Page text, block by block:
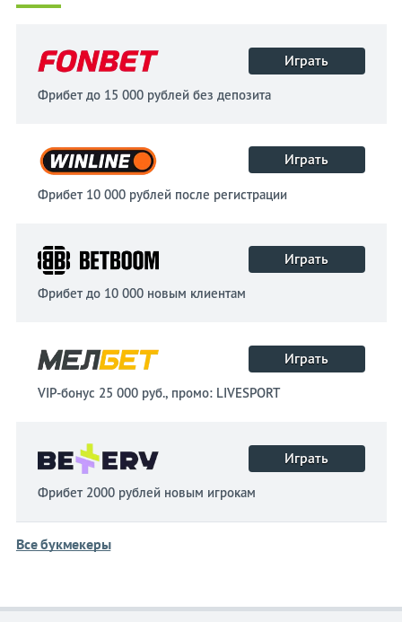
Играть
Фрибет до 15 000 рублей без депозита
Играть
Фрибет 10 000 рублей после регистрации
Играть
Фрибет до 10 000 новым клиентам
Играть
VIP-бонус 25 000 руб., промо: LIVESPORT
Играть
Фрибет 2000 рублей новым игрокам
Все букмекеры